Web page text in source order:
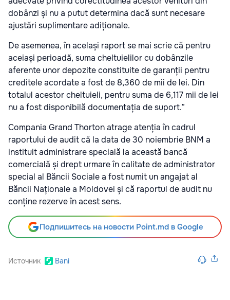
dobânzi și nu a putut determina dacă sunt necesare
ajustări suplimentare adiționale.
De asemenea, în același raport se mai scrie că pentru
aceiași perioadă, suma cheltuielilor cu dobânzile
aferente unor depozite constituite de garanții pentru
creditele acordate a fost de 8,360 de mii de lei. Din
totalul acestor cheltuieli, pentru suma de 6,117 mii de lei
nu a fost disponibilă documentația de suport.”
Compania Grand Thorton atrage atenția în cadrul
raportului de audit că la data de 30 noiembrie BNM a
instituit administrare specială la această bancă
comercială și drept urmare în calitate de administrator
special al Băncii Sociale a fost numit un angajat al
Băncii Naționale a Moldovei și că raportul de audit nu
conține rezerve în acest sens.
Подпишитесь на новости Point.md в Google
Источник Bani